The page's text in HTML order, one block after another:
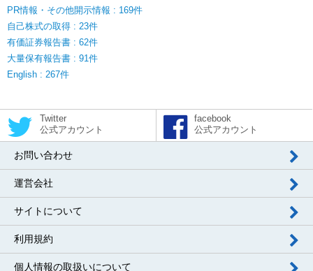
PR情報・その他開示情報 : 169件
自己株式の取得 : 23件
有価証券報告書 : 62件
大量保有報告書 : 91件
English : 267件
Twitter
公式アカウント
facebook
公式アカウント
お問い合わせ
運営会社
サイトについて
利用規約
個人情報の取扱いについて